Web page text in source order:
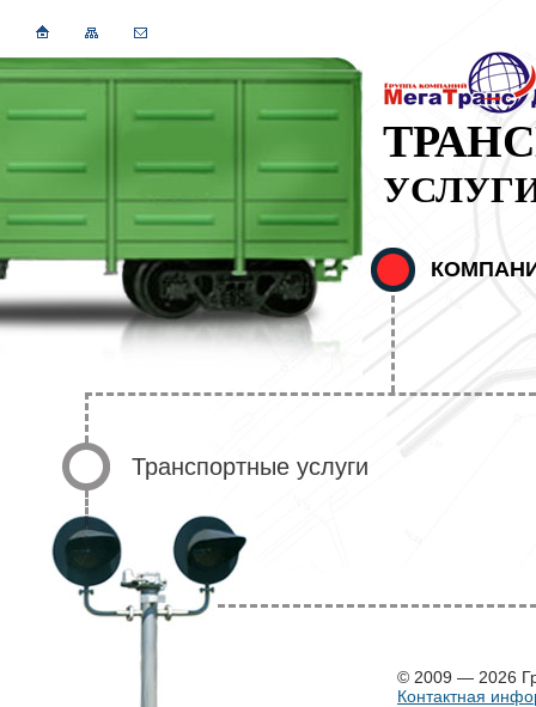
Транспортные услуги
© 2009 — 2026
Контактная